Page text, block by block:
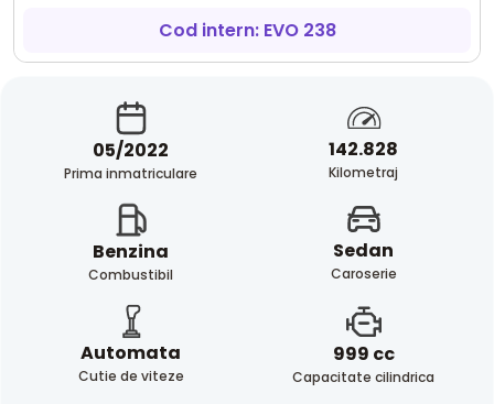
Cod intern: EVO 238
05/2022
Prima inmatriculare
142.828
Kilometraj
Benzina
Combustibil
Sedan
Caroserie
Automata
Cutie de viteze
999 cc
Capacitate cilindrica